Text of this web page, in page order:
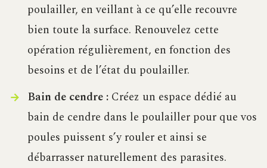
poulailler, en veillant à ce qu’elle recouvre
bien toute la surface. Renouvelez cette
opération régulièrement, en fonction des
besoins et de l’état du poulailler.
Bain de cendre :Créez un espace dédié au
bain de cendre dans le poulailler pour que vos
poules puissent s’y rouler et ainsi se
débarrasser naturellement des parasites.